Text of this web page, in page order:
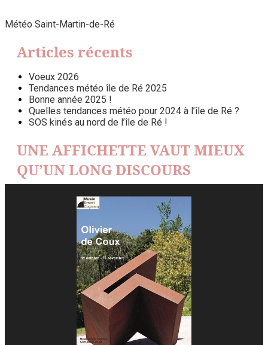
Météo Saint-Martin-de-Ré
Articles récents
Voeux 2026
Tendances météo île de Ré 2025
Bonne année 2025 !
Quelles tendances météo pour 2024 à l’île de Ré ?
SOS kinés au nord de l’île de Ré !
UNE AFFICHETTE VAUT MIEUX
QU’UN LONG DISCOURS